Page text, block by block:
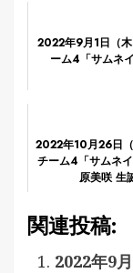
2022年9月1日（
ーム4「サムネ
2022年10月26日
チーム4「サムネ
原美咲 生
関連投稿:
2022年9